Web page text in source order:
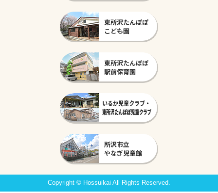
Copyright © Hossuikai All Rights Reserved.